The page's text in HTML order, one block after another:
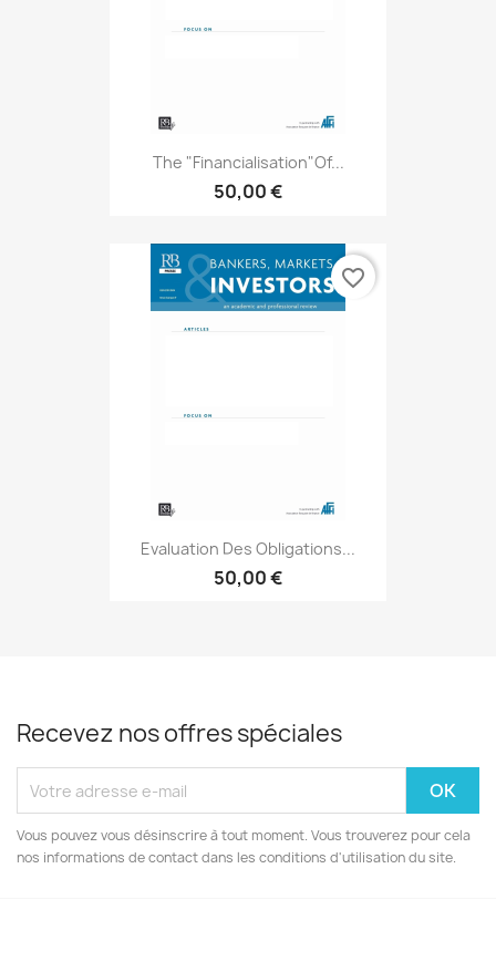
The "Financialisation"of...
50,00 €
Evaluation Des Obligations...
50,00 €
favorite_border
Recevez nos offres spéciales
Vous pouvez vous désinscrire à tout moment. Vous trouverez pour cela
nos informations de contact dans les conditions d'utilisation du site.